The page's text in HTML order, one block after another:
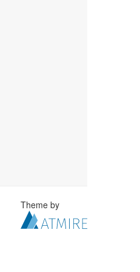
Theme by